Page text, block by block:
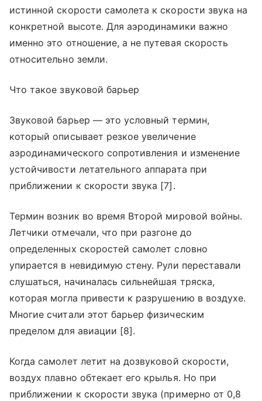
истинной скорости самолета к скорости звука на
конкретной высоте. Для аэродинамики важно
именно это отношение, а не путевая скорость
относительно земли.
Что такое звуковой барьер
Звуковой барьер — это условный термин,
который описывает резкое увеличение
аэродинамического сопротивления и изменение
устойчивости летательного аппарата при
приближении к скорости звука [7].
Термин возник во время Второй мировой войны.
Летчики отмечали, что при разгоне до
определенных скоростей самолет словно
упирается в невидимую стену. Рули переставали
слушаться, начиналась сильнейшая тряска,
которая могла привести к разрушению в воздухе.
Многие считали этот барьер физическим
пределом для авиации [8].
Когда самолет летит на дозвуковой скорости,
воздух плавно обтекает его крылья. Но при
приближении к скорости звука (примерно от 0,8